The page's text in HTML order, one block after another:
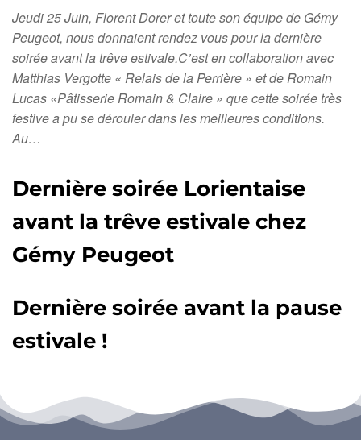
Jeudi 25 Juin, Florent Dorer et toute son équipe de Gémy
Peugeot, nous donnaient rendez vous pour la dernière
soirée avant la trêve estivale.C’est en collaboration avec
Matthias Vergotte « Relais de la Perrière » et de Romain
Lucas «Pâtisserie Romain & Claire » que cette soirée très
festive a pu se dérouler dans les meilleures conditions.
Au…
Dernière soirée Lorientaise
avant la trêve estivale chez
Gémy Peugeot
Dernière soirée avant la pause
estivale !